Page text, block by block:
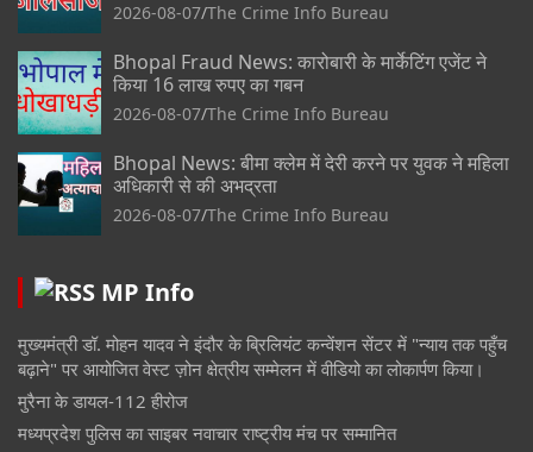
2026-08-07 The Crime Info Bureau
Bhopal Fraud News: कारोबारी के मार्केटिंग एजेंट ने
किया 16 लाख रुपए का गबन
2026-08-07 The Crime Info Bureau
Bhopal News: बीमा क्लेम में देरी करने पर युवक ने महिला
अधिकारी से की अभद्रता
2026-08-07 The Crime Info Bureau
MP Info
मुख्यमंत्री डॉ. मोहन यादव ने इंदौर के ब्रिलियंट कन्वेंशन सेंटर में "न्याय तक पहुँच
बढ़ाने" पर आयोजित वेस्ट ज़ोन क्षेत्रीय सम्मेलन में वीडियो का लोकार्पण किया।
मुरैना के डायल-112 हीरोज
मध्यप्रदेश पुलिस का साइबर नवाचार राष्ट्रीय मंच पर सम्मानित